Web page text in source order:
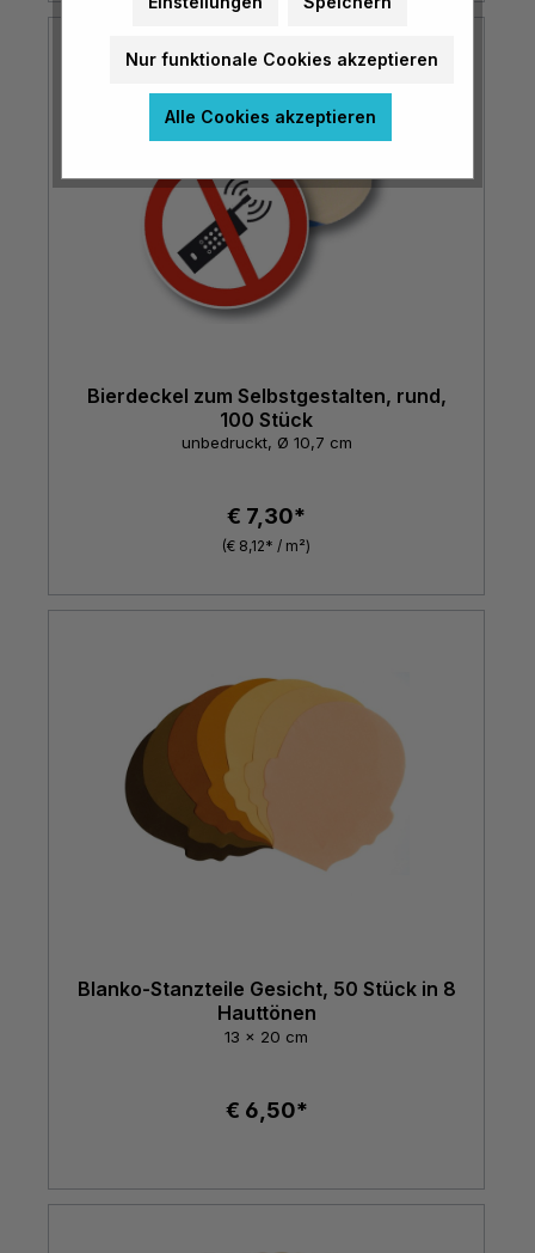
Bierdeckel zum Selbstgestalten, rund,
100 Stück
unbedruckt, Ø 10,7 cm
€ 7,30*
(€ 8,12* / m²)
Blanko-Stanzteile Gesicht, 50 Stück in 8
Hauttönen
13 x 20 cm
€ 6,50*
Nur funktionale Cookies akzeptieren
Alle Cookies akzeptieren